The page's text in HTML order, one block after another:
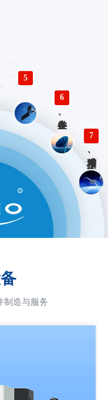
5
6
各类生产、检验工装设计与制造
7
精准对接、快速响应 优势服务
制造与服务